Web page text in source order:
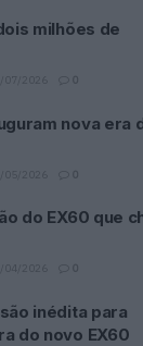
milhões de
0
nova era
0
do EX60 que
0
inédita para
do novo EX60